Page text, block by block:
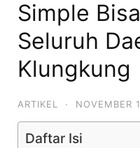
Simple
Seluruh
Klungkung
ARTIKEL · NOVEMBER
Daftar Isi